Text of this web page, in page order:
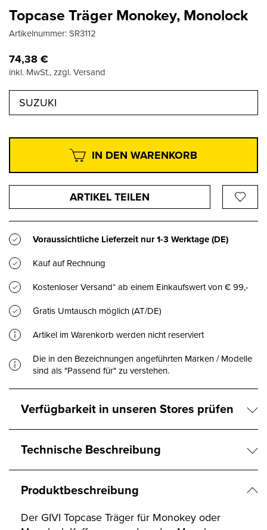
Topcase Träger Monokey, Monolock
Artikelnummer:SR3112
74,38€
inkl. MwSt., zzgl. Versand
SUZUKI
IN DEN WARENKORB
ARTIKEL TEILEN
Voraussichtliche Lieferzeit nur1-3 Werktage(DE)
Kauf auf Rechnung
Kostenloser Versand* ab einem Einkaufswert von € 99,-
Gratis Umtausch möglich (AT/DE)
Artikel im Warenkorb werden nicht reserviert
Die in den Bezeichnungen angeführten Marken / Modelle
sind als "Passend für" zu verstehen.
Verfügbarkeit in unseren Stores prüfen
Technische Beschreibung
Produktbeschreibung
Der GIVI Topcase Träger für Monokey oder